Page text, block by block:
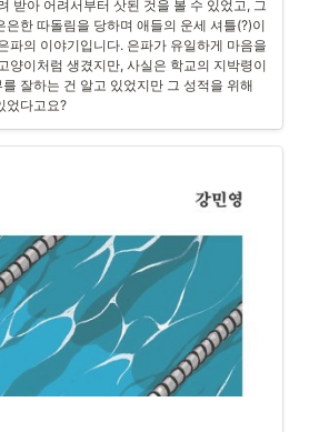
받아 어려서부터 삿된 것을 볼 수 있었고, 그
은한 따돌림을 당하며 애들의 운세 셔틀(?)이
파의 이야기입니다. 은파가 유일하게 마음을
양이처럼 생겼지만, 사실은 학교의 지박령이
잘하는 건 알고 있었지만 그 성적을 위해
었다고요?